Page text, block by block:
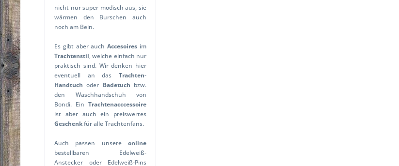
nicht nur super modisch aus, sie
wärmen den Burschen auch
noch am Bein.
Es gibt aber auchAccesoires im
Trachtenstil, welche einfach nur
praktisch sind. Wir denken hier
eventuell an das Trachten-
Handtuch oder Badetuch bzw.
den Waschhandschuh von
Bondi. Ein Trachtenacccessoire
ist aber auch ein preiswertes
Geschenkfür alle Trachtenfans.
Auch passen unsere online
bestellbaren Edelweiß-
Anstecker oder Edelweiß-Pins